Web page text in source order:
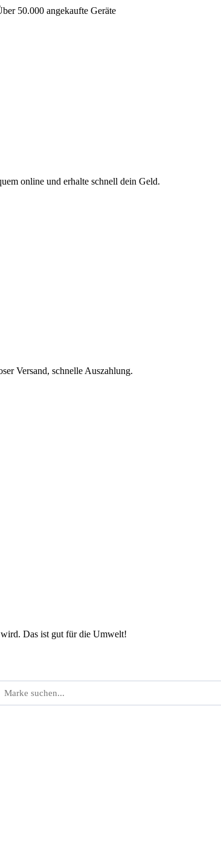
50.000 angekaufte Geräte
online und erhalte schnell dein Geld.
Versand, schnelle Auszahlung.
wird. Das ist gut für die Umwelt!